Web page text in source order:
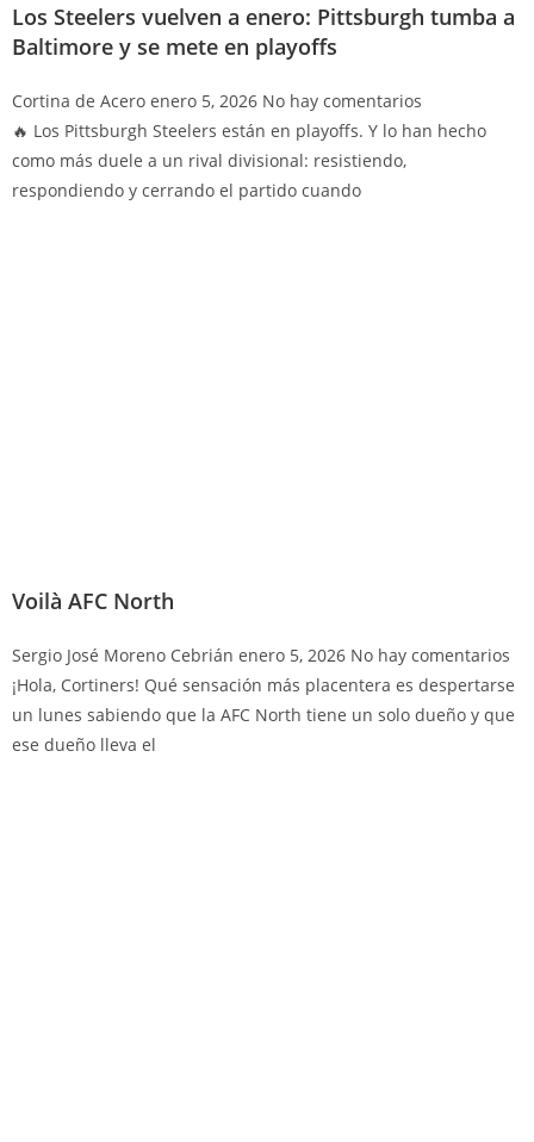
Los Steelers vuelven a enero: Pittsburgh tumba a
Baltimore y se mete en playoffs
Cortina de Acero enero 5, 2026 No hay comentarios
🔥 Los Pittsburgh Steelers están en playoffs. Y lo han hecho
como más duele a un rival divisional: resistiendo,
respondiendo y cerrando el partido cuando
Voilà AFC North
Sergio José Moreno Cebrián enero 5, 2026 No hay comentarios
¡Hola, Cortiners! Qué sensación más placentera es despertarse
un lunes sabiendo que la AFC North tiene un solo dueño y que
ese dueño lleva el